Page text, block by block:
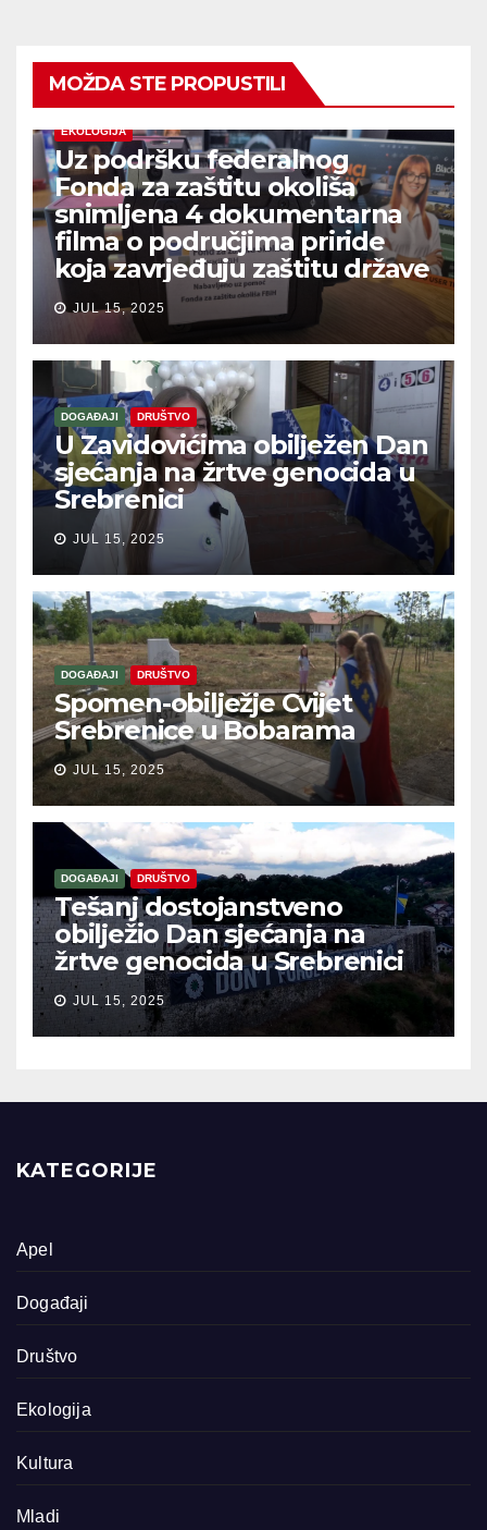
MOŽDA STE PROPUSTILI
EKOLOGIJA
Uz podršku federalnog
Fonda za zaštitu okoliša
snimljena 4 dokumentarna
filma o područjima priride
koja zavrjeđuju zaštitu države
JUL 15, 2025
DOGAĐAJI DRUŠTVO
U Zavidovićima obilježen Dan
sjećanja na žrtve genocida u
Srebrenici
JUL 15, 2025
DOGAĐAJI DRUŠTVO
Spomen-obilježje Cvijet
Srebrenice u Bobarama
JUL 15, 2025
DOGAĐAJI DRUŠTVO
Tešanj dostojanstveno
obilježio Dan sjećanja na
žrtve genocida u Srebrenici
JUL 15, 2025
KATEGORIJE
Apel
Događaji
Društvo
Ekologija
Kultura
Mladi